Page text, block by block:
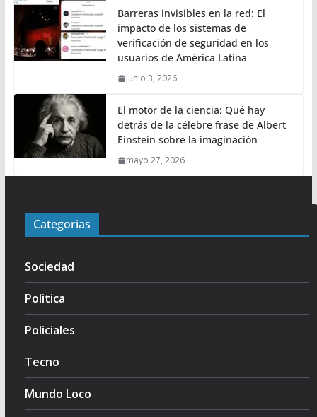
Barreras invisibles en la red: El
impacto de los sistemas de
verificación de seguridad en los
usuarios de América Latina
junio 3, 2026
El motor de la ciencia: Qué hay
detrás de la célebre frase de Albert
Einstein sobre la imaginación
mayo 27, 2026
Categorias
Sociedad
Politica
Policiales
Tecno
Mundo Loco